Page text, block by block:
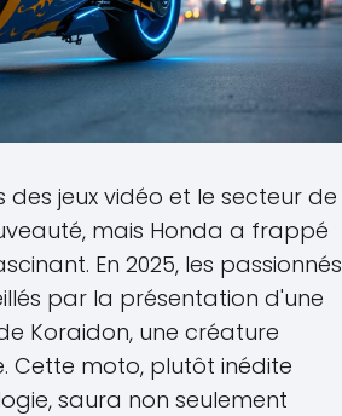
jeux vidéo et le secteur de
mais Honda a frappé
En 2025, les passionnés
par la présentation d'une
Koraidon, une créature
Cette moto, plutôt inédite
saura non seulement